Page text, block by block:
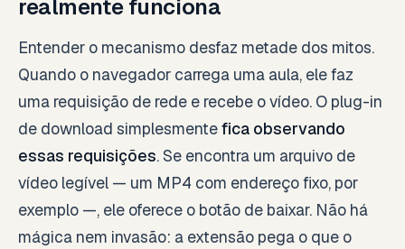
realmente funciona
Entender o mecanismo desfaz metade dos mitos.
Quando o navegador carrega uma aula, ele faz
uma requisição de rede e recebe o vídeo. O plug-in
de download simplesmentefica observando
essas requisições. Se encontra um arquivo de
vídeo legível — um MP4 com endereço fixo, por
exemplo —, ele oferece o botão de baixar. Não há
mágica nem invasão: a extensão pega o que o